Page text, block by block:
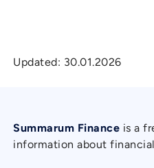
Updated: 30.01.2026
Summarum Finance is a
information about